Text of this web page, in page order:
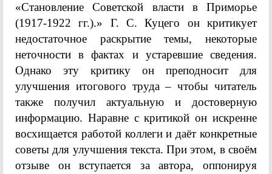
«Становление Советской власти в Приморье
(1917-1922 гг.).» Г. С. Куцего он критикует
недостаточное раскрытие темы, некоторые
неточности в фактах и устаревшие сведения.
Однако эту критику он преподносит для
улучшения итогового труда – чтобы читатель
также получил актуальную и достоверную
информацию. Наравне с критикой он искренне
восхищается работой коллеги и даёт конкретные
советы для улучшения текста. При этом, в своём
отзыве он вступается за автора, оппонируя